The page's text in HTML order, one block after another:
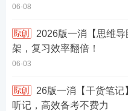
06-08
架，复习效率翻倍！
06-03
听记，高效备考不费力